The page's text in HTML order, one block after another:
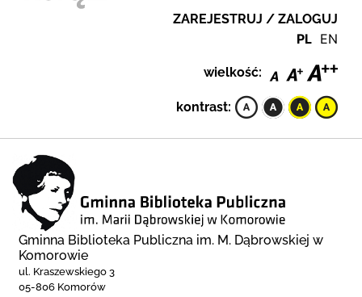
ZAREJESTRUJ / ZALOGUJ
PL EN
wielkość:
kontrast:
Gminna Biblioteka Publiczna im. M. Dąbrowskiej w
Komorowie
ul. Kraszewskiego 3
05-806 Komorów